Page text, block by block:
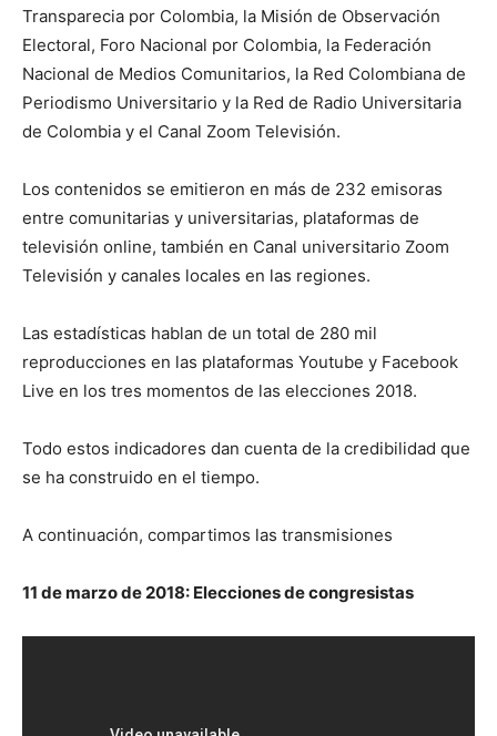
Transparecia por Colombia, la Misión de Observación
Electoral, Foro Nacional por Colombia, la Federación
Nacional de Medios Comunitarios, la Red Colombiana de
Periodismo Universitario y la Red de Radio Universitaria
de Colombia y el Canal Zoom Televisión.
Los contenidos se emitieron en más de 232 emisoras
entre comunitarias y universitarias, plataformas de
televisión online, también en Canal universitario Zoom
Televisión y canales locales en las regiones.
Las estadísticas hablan de un total de 280 mil
reproducciones en las plataformas Youtube y Facebook
Live en los tres momentos de las elecciones 2018.
Todo estos indicadores dan cuenta de la credibilidad que
se ha construido en el tiempo.
A continuación, compartimos las transmisiones
11 de marzo de 2018: Elecciones de congresistas